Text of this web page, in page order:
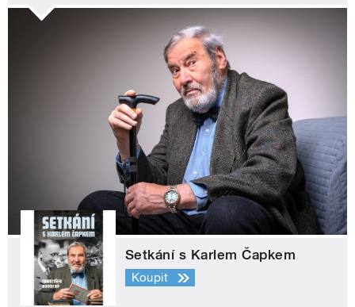
Setkání s Karlem Čapkem
Koupit